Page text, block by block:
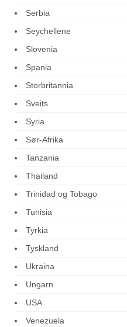
Serbia
Seychellene
Slovenia
Spania
Storbritannia
Sveits
Syria
Sør-Afrika
Tanzania
Thailand
Trinidad og Tobago
Tunisia
Tyrkia
Tyskland
Ukraina
Ungarn
USA
Venezuela